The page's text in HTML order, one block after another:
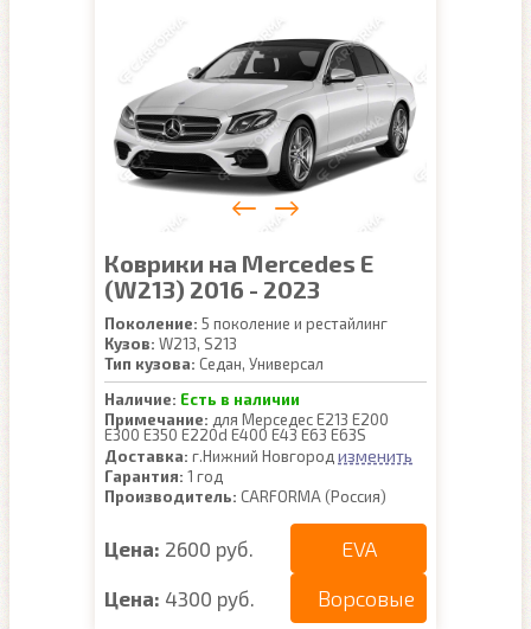
Коврики на Mercedes E
(W213) 2016 - 2023
Поколение: 5 поколение и рестайлинг
Кузов: W213, S213
Тип кузова: Седан, Универсал
Наличие: Есть в наличии
Примечание: для Мерседес Е213 E200
E300 E350 E220d E400 E43 E63 E63S
Доставка: г.Нижний Новгород изменить
Гарантия: 1 год
Производитель: CARFORMA (Россия)
Цена: 2600 руб. EVA
Цена: 4300 руб. Ворсовые